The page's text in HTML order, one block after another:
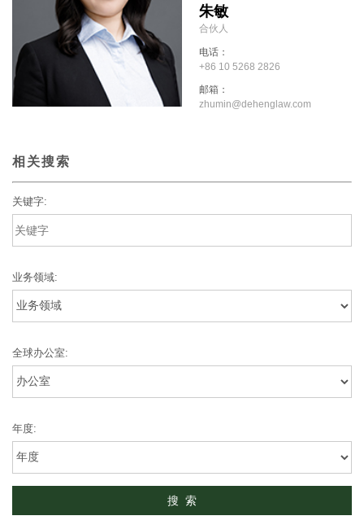
朱敏
合伙人
电话：
+86 10 5268 2826
邮箱：
zhumin@dehenglaw.com
相关搜索
关键字:
业务领域:
全球办公室:
年度: